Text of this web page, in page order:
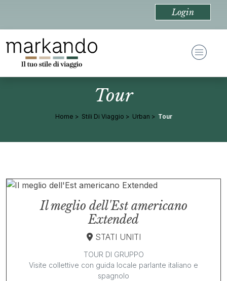
Login
Tour
Home Stili Di Viaggio Urban Tour
Il meglio dell'Est americano
Extended
STATI UNITI
TOUR DI GRUPPO
Visite collettive con guida locale parlante italiano e
spagnolo